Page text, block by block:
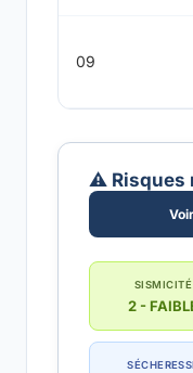
09
⚠️ Risques
SISMICITÉ
2 -